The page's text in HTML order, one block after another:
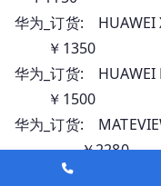
华为_订货:
￥1350
华为_订货:
￥1500
华为_订货:
—— ￥2280
华为_订货: